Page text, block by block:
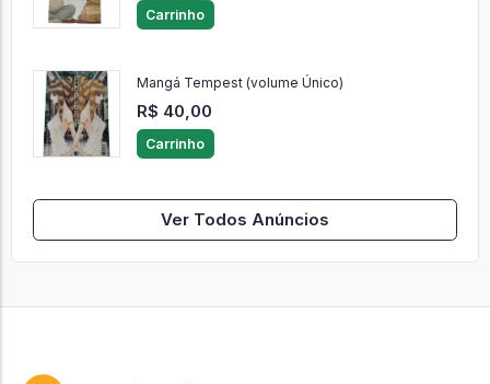
Carrinho
Mangá Tempest (volume Único)
R$ 40,00
Carrinho
Ver Todos Anúncios